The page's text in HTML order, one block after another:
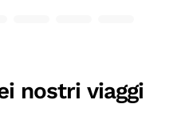
nostri viaggi